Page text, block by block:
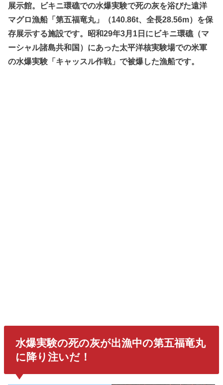
展示館。ビキニ環礁での水爆実験で死の灰を浴びた遠洋
マグロ漁船「第五福竜丸」（140.86t、全長28.56m）を保
存展示する施設です。昭和29年3月1日にビキニ環礁（マ
ーシャル諸島共和国）にあった太平洋核実験場での米軍
の水爆実験「キャッスル作戦」で被爆した漁船です。
水爆実験の死の灰が出漁中の第五福竜丸
に降り注いだ！